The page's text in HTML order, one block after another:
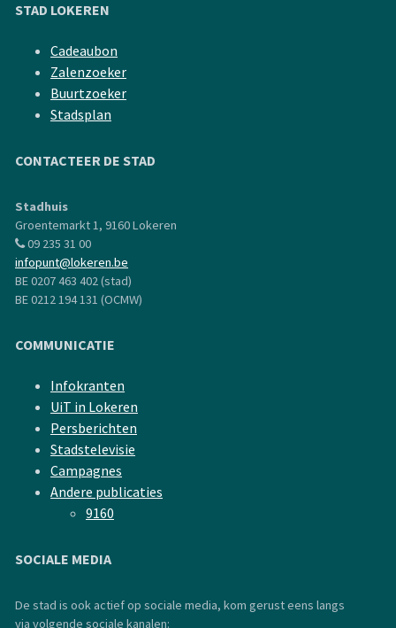
STAD LOKEREN
Cadeaubon
Zalenzoeker
Buurtzoeker
Stadsplan
CONTACTEER DE STAD
Stadhuis
Groentemarkt 1, 9160 Lokeren
09 235 31 00
infopunt@lokeren.be
BE 0207 463 402 (stad)
BE 0212 194 131 (OCMW)
COMMUNICATIE
Infokranten
UiT in Lokeren
Persberichten
Stadstelevisie
Campagnes
Andere publicaties
9160
SOCIALE MEDIA
De stad is ook actief op sociale media, kom gerust eens langs
via volgende sociale kanalen: